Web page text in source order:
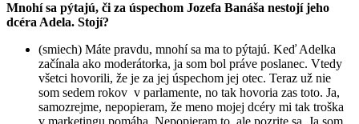
Mnohí sa pýtajú, či za úspechom Jozefa Banáša nestojí jeho
dcéra Adela. Stojí?
(smiech) Máte pravdu, mnohí sa ma to pýtajú. Keď Adelka
začínala ako moderátorka, ja som bol práve poslanec. Vtedy
všetci hovorili, že je za jej úspechom jej otec. Teraz už nie
som sedem rokov v parlamente, no tak hovoria zas toto. Ja,
samozrejme, nepopieram, že meno mojej dcéry mi tak troška